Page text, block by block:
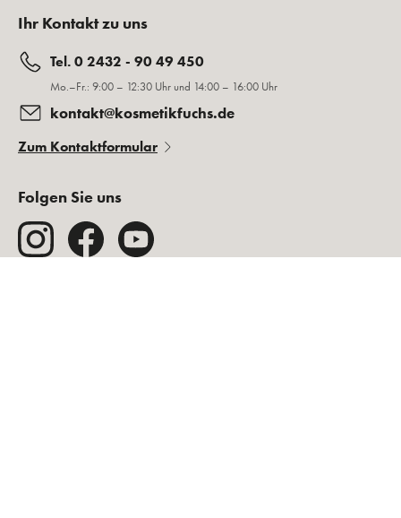
Ihr Kontakt zu uns
Tel. 0 2432 - 90 49 450
Mo.–Fr.: 9:00 – 12:30 Uhr und 14:00 – 16:00 Uhr
kontakt@kosmetikfuchs.de
Zum Kontaktformular
Folgen Sie uns